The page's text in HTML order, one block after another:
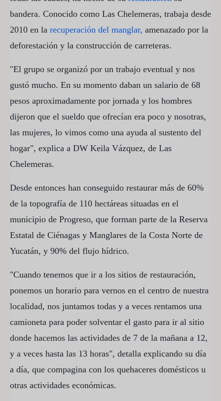
bandera. Conocido como Las Chelemeras, trabaja desde
2010 en la recuperación del manglar, amenazado por la
deforestación y la construcción de carreteras.
"El grupo se organizó por un trabajo eventual y nos
gustó mucho. En su momento daban un salario de 68
pesos aproximadamente por jornada y los hombres
dijeron que el sueldo que ofrecían era poco y nosotras,
las mujeres, lo vimos como una ayuda al sustento del
hogar", explica a DW Keila Vázquez, de Las
Chelemeras.
Desde entonces han conseguido restaurar más de 60%
de la topografía de 110 hectáreas situadas en el
municipio de Progreso, que forman parte de la Reserva
Estatal de Ciénagas y Manglares de la Costa Norte de
Yucatán, y 90% del flujo hídrico.
"Cuando tenemos que ir a los sitios de restauración,
ponemos un horario para vernos en el centro de nuestra
localidad, nos juntamos todas y a veces rentamos una
camioneta para poder solventar el gasto para ir al sitio
donde hacemos las actividades de 7 de la mañana a 12,
y a veces hasta las 13 horas", detalla explicando su día
a día, que compagina con los quehaceres domésticos u
otras actividades económicas.